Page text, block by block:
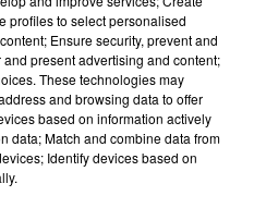
Guinguette éphémère
!
profiles to select personalised
Ensure security, prevent and
present advertising and content;
These technologies may
and browsing data to offer
based on information actively
data; Match and combine data from
Identify devices based on